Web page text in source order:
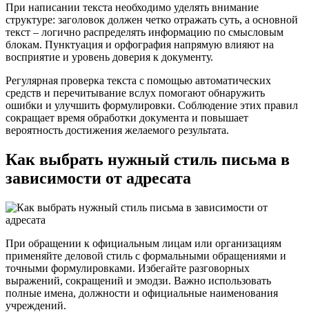
При написании текста необходимо уделять внимание
структуре: заголовок должен четко отражать суть, а основной
текст – логично распределять информацию по смысловым
блокам. Пунктуация и орфография напрямую влияют на
восприятие и уровень доверия к документу.
Регулярная проверка текста с помощью автоматических
средств и перечитывание вслух помогают обнаружить
ошибки и улучшить формулировки. Соблюдение этих правил
сокращает время обработки документа и повышает
вероятность достижения желаемого результата.
Как выбрать нужный стиль письма в
зависимости от адресата
При обращении к официальным лицам или организациям
применяйте деловой стиль с формальными обращениями и
точными формулировками. Избегайте разговорных
выражений, сокращений и эмодзи. Важно использовать
полные имена, должности и официальные наименования
учреждений.